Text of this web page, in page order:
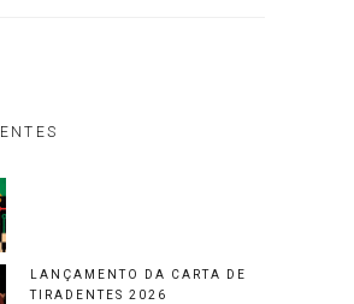
LANÇAMENTO DA CARTA DE
TIRADENTES 2026